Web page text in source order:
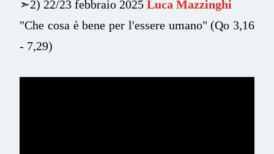
➣2) 22/23 febbraio 2025 Luca Mazzinghi
"Che cosa è bene per l'essere umano"(Qo 3,16
- 7,29)